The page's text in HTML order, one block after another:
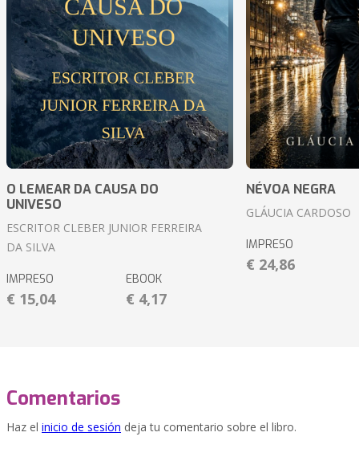
O LEMEAR DA CAUSA DO
UNIVESO
ESCRITOR CLEBER JUNIOR FERREIRA
DA SILVA
IMPRESO
€ 15,04
EBOOK
€ 4,17
NÉVOA NEGRA
GLÁUCIA CARDOSO
IMPRESO
€ 24,86
Comentarios
Haz el inicio de sesión deja tu comentario sobre el libro.